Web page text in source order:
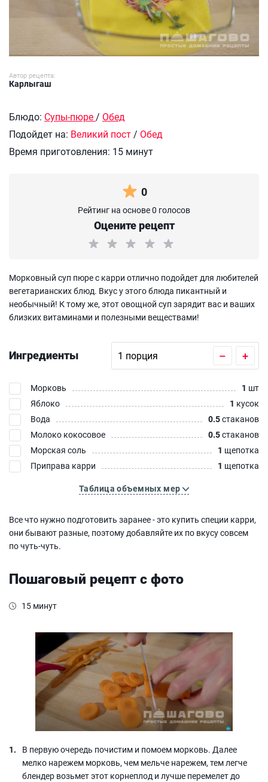
Автор рецепта:
Карлыгаш
Блюдо: Супы-пюре / Обед
Подойдет на: Великий пост / Обед
Время приготовления: 15 минут
0
Рейтинг на основе 0 голосов
Оцените рецепт
Морковный суп пюре с карри отлично подойдет для любителей
вегетарианских блюд. Вкус у этого блюда пикантный и
необычный! К тому же, этот овощной суп зарядит вас и ваших
близких витаминами и полезными веществами!
Ингредиенты – +
Морковь 1 шт
Яблоко
1 кусок
Вода
0.5стаканов
Молоко кокосовое
0.5стаканов
Морская соль
1 щепотка
Приправа карри
1 щепотка
Таблица объемных мер
Все что нужно подготовить заранее - это купить специи карри,
они бывают разные, поэтому добавляйте их по вкусу совсем
по чуть-чуть.
Пошаговый рецепт с фото
15 минут
В первую очередь почистим и помоем морковь. Далее
мелко нарежем морковь, чем мельче нарежем, тем легче
блендер возьмет этот корнеплод и лучше перемелет до